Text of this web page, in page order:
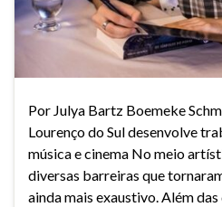
Por Julya Bartz Boemeke
Lourenço do Sul desenvolve
música e cinema No meio
diversas barreiras que
ainda mais exaustivo. Além